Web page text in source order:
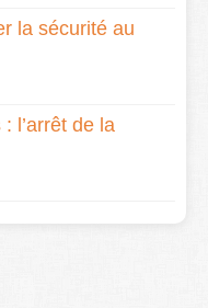
la sécurité au
l’arrêt de la